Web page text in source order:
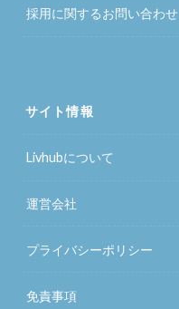
採用に関するお問い合わせ
サイト情報
Livhubについて
運営会社
プライバシーポリシー
免責事項